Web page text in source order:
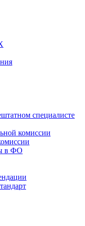
специалисте
комиссии
в ФО